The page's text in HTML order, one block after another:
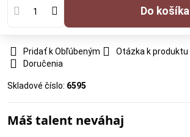
Do košíka
Pridať k Obľúbeným Otázka k produktu
Doručenia
Skladové číslo: 6595
Máš talent neváhaj